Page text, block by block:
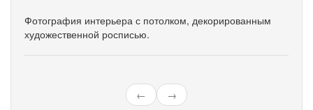
Фотография интерьера с потолком, декорированным
художественной росписью.
← →